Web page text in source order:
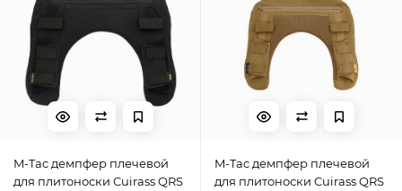
M-Tac демпфер плечевой
для плитоноски Cuirass QRS
M-Tac демпфер плечевой
для плитоноски Cuirass QRS